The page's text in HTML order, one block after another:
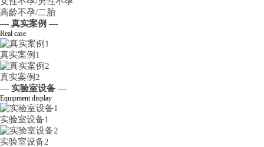
高龄不孕/二胎
— 真实案例 —
Real case
真实案例1
真实案例2
— 实验室设备 —
Equipment display
实验室设备1
实验室设备2